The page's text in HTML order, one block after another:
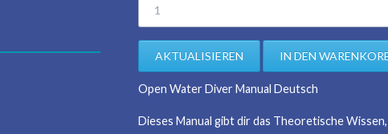
Open Water Diver Manual Deutsch
Dieses Manual gibt dir das Theoretische